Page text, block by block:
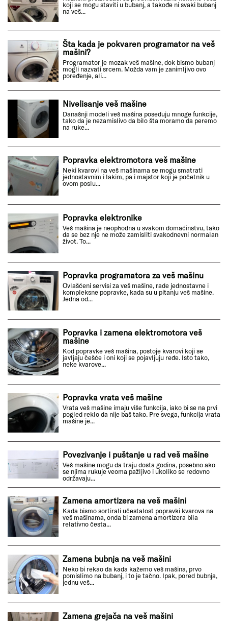
koji se mogu staviti u bubanj, a takođe ni svaki bubanj
na veš...
Šta kada je pokvaren programator na veš
mašini?
Programator je mozak veš mašine, dok bismo bubanj
mogli nazvati srcem. Možda vam je zanimljivo ovo
poređenje, ali...
Nivelisanje veš mašine
Današnji modeli veš mašina poseduju mnoge funkcije,
tako da je nezamislivo da bilo šta moramo da peremo
na ruke...
Popravka elektromotora veš mašine
Neki kvarovi na veš mašinama se mogu smatrati
jednostavnim i lakim, pa i majstor koji je početnik u
ovom poslu...
Popravka elektronike
Veš mašina je neophodna u svakom domaćinstvu, tako
da se bez nje ne može zamisliti svakodnevni normalan
život. To...
Popravka programatora za veš mašinu
Ovlašćeni servisi za veš mašine, rade jednostavne i
kompleksne popravke, kada su u pitanju veš mašine.
Jedna od...
Popravka i zamena elektromotora veš
mašine
Kod popravke veš mašina, postoje kvarovi koji se
javljaju češće i oni koji se pojavljuju ređe. Isto tako,
neke kvarove...
Popravka vrata veš mašine
Vrata veš mašine imaju više funkcija, iako bi se na prvi
pogled reklo da nije baš tako. Pre svega, funkcija vrata
mašine je...
Povezivanje i puštanje u rad veš mašine
Veš mašine mogu da traju dosta godina, posebno ako
se njima rukuje veoma pažljivo i ukoliko se redovno
održavaju...
Zamena amortizera na veš mašini
Kada bismo sortirali učestalost popravki kvarova na
veš mašinama, onda bi zamena amortizera bila
relativno česta...
Zamena bubnja na veš mašini
Neko bi rekao da kada kažemo veš mašina, prvo
pomislimo na bubanj, i to je tačno. Ipak, pored bubnja,
jednu veš...
Zamena grejača na veš mašini